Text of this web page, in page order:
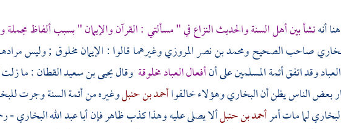
أنهنشأ بينأهل السنة والحديثالنزاع في " مسألتي : القرآن والإيمان " بسبب ألفاظ مجملة
صاحب الصحيحومحمد بن نصر المروزيوغيرهما قالوا : الإيمان مخلوق ; وليس
وقد اتفق أئمة المسلمين على أنأفعال العباد مخلوقة وقاليحيى بن سعيد القطان: ما زلت
بعض الناس يظن أنالبخاريوهؤلاء خالفواأحمد بن حنبلوغيره من أئمة السنة وجرت
لما مات أمرأحمد بن حنبلألا يصلى عليه وهذا كذب ظاهر فإنأبا عبد الله البخاري-